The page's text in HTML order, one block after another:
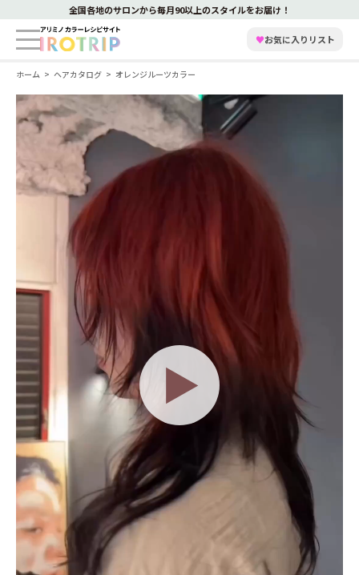
全国各地のサロンから毎月90以上のスタイルをお届け！
♥お気に入りリスト
ホーム ヘアカタログ オレンジルーツカラー